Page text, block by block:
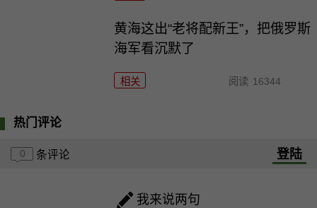
黄海这出“老将配新王”，把俄罗斯
海军看沉默了
相关 阅读 16344
热门评论
0 条评论 登陆
我来说两句